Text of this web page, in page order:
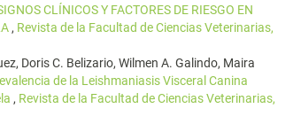
CLÍNICOS Y FACTORES DE RIESGO EN
, Revista de la Facultad de Ciencias Veterinarias,
Doris C. Belizario, Wilmen A. Galindo, Maira
de la Leishmaniasis Visceral Canina
, Revista de la Facultad de Ciencias Veterinarias,